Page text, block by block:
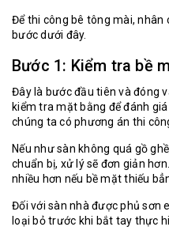
Để thi công bê tông mài,
bước dưới đây.
Bước 1: Kiểm tra bề
Đây là bước đầu tiên và đóng
kiểm tra mặt bằng để đánh
chúng ta có phương án thi
Nếu như sàn không quá gồ
chuẩn bị, xử lý sẽ đơn giản
nhiều hơn nếu bề mặt thiếu
Đối với sàn nhà được phủ sơn
loại bỏ trước khi bắt tay thực